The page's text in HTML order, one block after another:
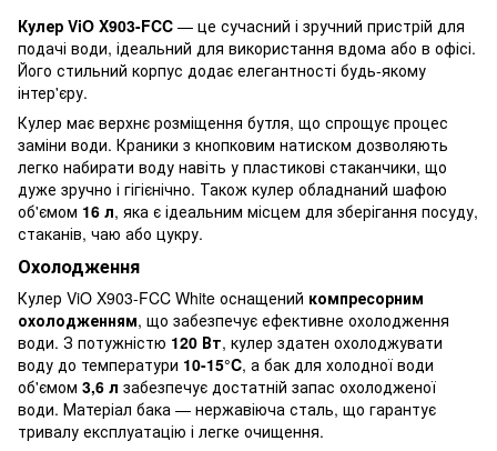
Кулер ViO X903-FCC — це сучасний і зручний пристрій для
подачі води, ідеальний для використання вдома або в офісі.
Його стильний корпус додає елегантності будь-якому
інтер'єру.
Кулер має верхнє розміщення бутля, що спрощує процес
заміни води. Краники з кнопковим натиском дозволяють
легко набирати воду навіть у пластикові стаканчики, що
дуже зручно і гігієнічно. Також кулер обладнаний шафою
об'ємом 16 л, яка є ідеальним місцем для зберігання посуду,
стаканів, чаю або цукру.
Охолодження
Кулер ViO X903-FCC White оснащений компресорним
охолодженням, що забезпечує ефективне охолодження
води. З потужністю 120 Вт, кулер здатен охолоджувати
воду до температури 10-15°C, а бак для холодної води
об'ємом 3,6 л забезпечує достатній запас охолодженої
води. Матеріал бака — нержавіюча сталь, що гарантує
тривалу експлуатацію і легке очищення.